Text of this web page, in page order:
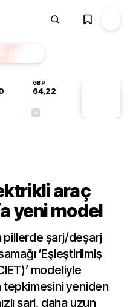
EKSTRA
GBP
64,22
araç
yeni model
pillerde şarj/deşarj
‘Eşleştirilmiş
modeliyle
tepkimesini yeniden
şarj, daha uzun